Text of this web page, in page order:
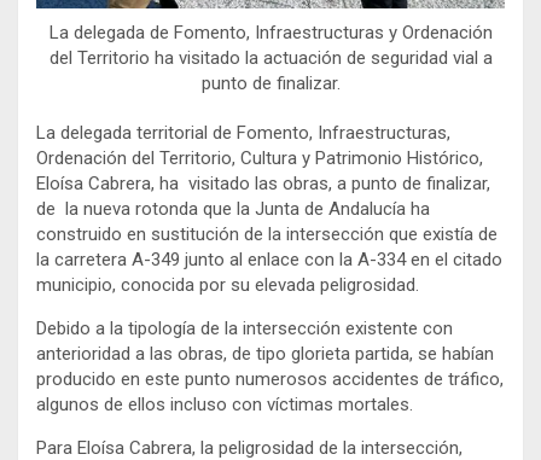
La delegada de Fomento, Infraestructuras y Ordenación
del Territorio ha visitado la actuación de seguridad vial a
punto de finalizar.
La delegada territorial de Fomento, Infraestructuras,
Ordenación del Territorio, Cultura y Patrimonio Histórico,
Eloísa Cabrera, ha visitado las obras, a punto de finalizar,
de la nueva rotonda que la Junta de Andalucía ha
construido en sustitución de la intersección que existía de
la carretera A-349 junto al enlace con la A-334 en el citado
municipio, conocida por su elevada peligrosidad.
Debido a la tipología de la intersección existente con
anterioridad a las obras, de tipo glorieta partida, se habían
producido en este punto numerosos accidentes de tráfico,
algunos de ellos incluso con víctimas mortales.
Para Eloísa Cabrera, la peligrosidad de la intersección,